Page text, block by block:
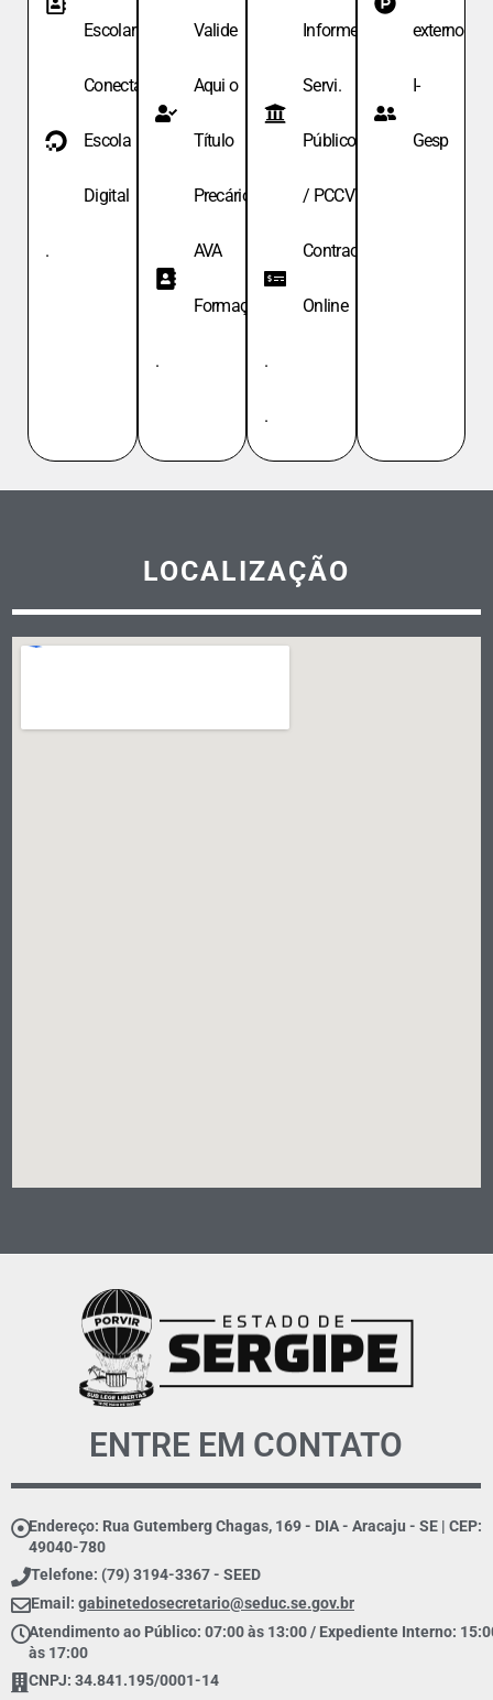
Escolar
Conecta
Escola
Digital
.
Valide
Aqui o
Título
Precário
AVA
Formação
.
Informe
Servi.
Públicos
/ PCCV
Contracheque
Online
.
.
externo
I-
Gesp
LOCALIZAÇÃO
ENTRE EM CONTATO
Endereço: Rua Gutemberg Chagas, 169 - DIA - Aracaju - SE | CEP:
49040-780
Telefone: (79) 3194-3367 - SEED
Email: gabinetedosecretario@seduc.se.gov.br
Atendimento ao Público: 07:00 às 13:00 / Expediente Interno:
às 17:00
CNPJ: 34.841.195/0001-14